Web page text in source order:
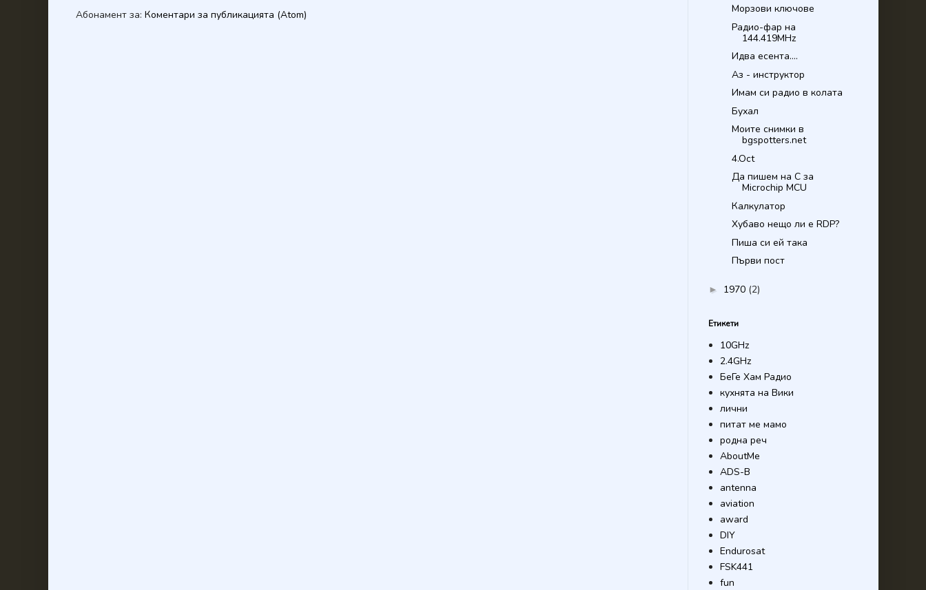
Абонамент за: Коментари за публикацията (Atom)
Морзови ключове
Радио-фар на
144.419MHz
Идва есента....
Аз - инструктор
Имам си радио в колата
Бухал
Моите снимки в
bgspotters.net
4.Oct
Да пишем на С за
Microchip MCU
Калкулатор
Хубаво нещо ли е RDP?
Пиша си ей така
Първи пост
► 1970 (2)
Етикети
10GHz
2.4GHz
БеГе Хам Радио
кухнята на Вики
лични
питат ме мамо
родна реч
AboutMe
ADS-B
antenna
aviation
award
DIY
Endurosat
FSK441
fun